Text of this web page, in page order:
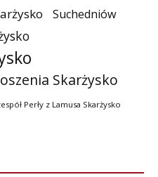
Suchedniów
Skarżysko
Perły z Lamusa Skarżysko